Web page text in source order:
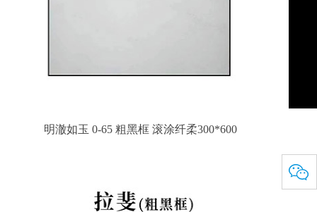
明澈如玉 0-65 粗黑框 滚涂纤柔300*600